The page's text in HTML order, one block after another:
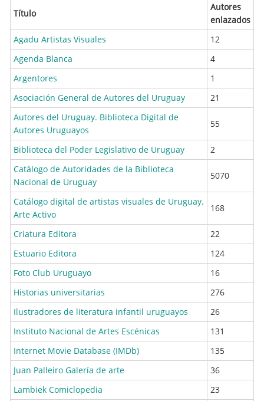
Título
Autores
enlazados
Agadu Artistas Visuales
12
Agenda Blanca
4
Argentores
1
Asociación General de Autores del Uruguay
21
Autores del Uruguay. Biblioteca Digital de
Autores Uruguayos
55
Biblioteca del Poder Legislativo de Uruguay
2
Catálogo de Autoridades de la Biblioteca
Nacional de Uruguay
5070
Catálogo digital de artistas visuales de Uruguay.
Arte Activo
168
Criatura Editora
22
Estuario Editora
124
Foto Club Uruguayo
16
Historias universitarias
276
Ilustradores de literatura infantil uruguayos
26
Instituto Nacional de Artes Escénicas
131
Internet Movie Database (IMDb)
135
Juan Palleiro Galería de arte
36
Lambiek Comiclopedia
23